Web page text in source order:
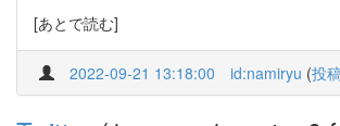
[あとで読む]
2022-09-21 13:18:00 id:namiryu (投